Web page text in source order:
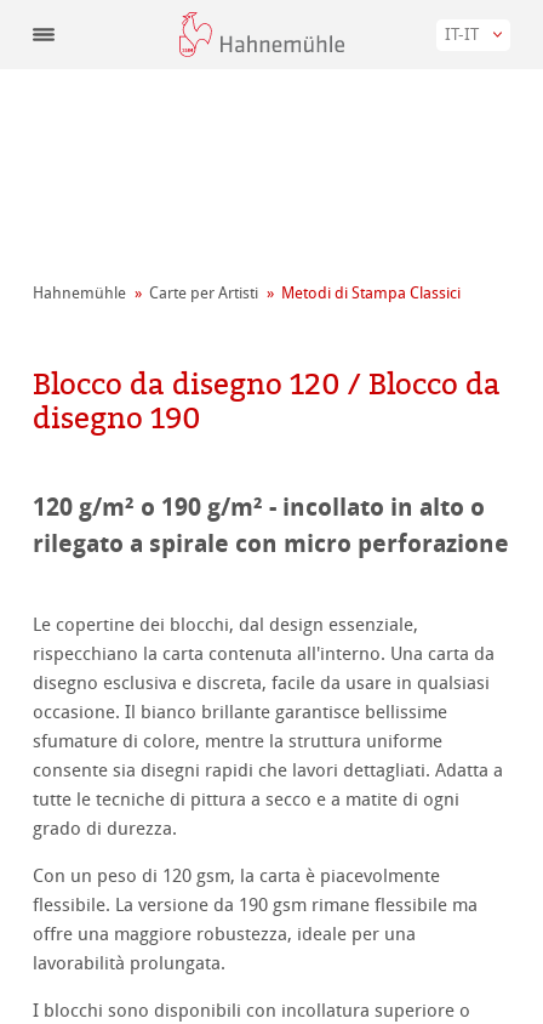
IT-IT
Hahnemühle Carte per Artisti Metodi di Stampa Classici
Blocco da disegno 120 / Blocco da
disegno 190
120 g/m² o 190 g/m² - incollato in alto o
rilegato a spirale con micro perforazione
Le copertine dei blocchi, dal design essenziale,
rispecchiano la carta contenuta all'interno. Una carta da
disegno esclusiva e discreta, facile da usare in qualsiasi
occasione. Il bianco brillante garantisce bellissime
sfumature di colore, mentre la struttura uniforme
consente sia disegni rapidi che lavori dettagliati. Adatta a
tutte le tecniche di pittura a secco e a matite di ogni
grado di durezza.
Con un peso di 120 gsm, la carta è piacevolmente
flessibile. La versione da 190 gsm rimane flessibile ma
offre una maggiore robustezza, ideale per una
lavorabilità prolungata.
I blocchi sono disponibili con incollatura superiore o